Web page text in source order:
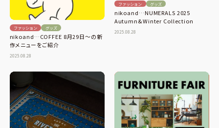
ファッション グッズ
nikoand…COFFEE 8月29日〜の新
作メニューをご紹介
2025.08.28
ファッション グッズ
nikoand…NUMERALS 2025
Autumn&Winter Collection
2025.08.28